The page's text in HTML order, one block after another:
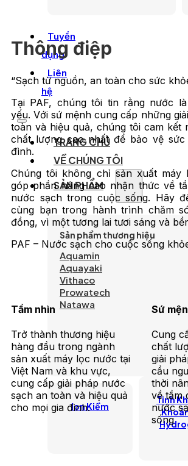
Tuyển
dụng
Liên
hệ
TRANG CHỦ
VỀ CHÚNG TÔI
SẢN PHẨM
Sản phẩm thương hiệu
Aquamin
Aquayaki
Vithaco
Prowatech
Natawa
lon Kiềm
Tinh
Thông điệp
“Sạch từ nguồn, an toàn cho sức
Tại PAF, chúng tôi tin rằng nước
yếu. Với sứ mệnh cung cấp những
toàn và hiệu quả, chúng tôi cam kết
chất lượng cao nhất để bảo vệ
đình.
Chúng tôi không chỉ sản xuất máy
góp phần nâng cao nhận thức về
nước sạch trong cuộc sống. Hãy
cùng bạn trong hành trình chăm
đồng, vì một tương lai tươi sáng và
PAF – Nước sạch cho cuộc sống
Tầm nhìn
Trở thành thương hiệu
hàng đầu trong ngành
sản xuất máy lọc nước tại
Việt Nam và khu vực,
cung cấp giải pháp nước
sạch an toàn và hiệu quả
cho mọi gia đình.
Sứ
Cung
chất
giải
cầu
thời
về tầm
nước
sống